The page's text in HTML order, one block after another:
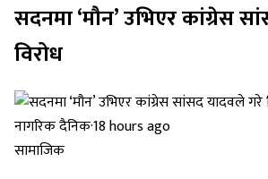
सदनमा ‘मौन’ उभिएर कांग्रेस
विरोध
नागरिक दैनिक·18 hours ago
सामाजिक